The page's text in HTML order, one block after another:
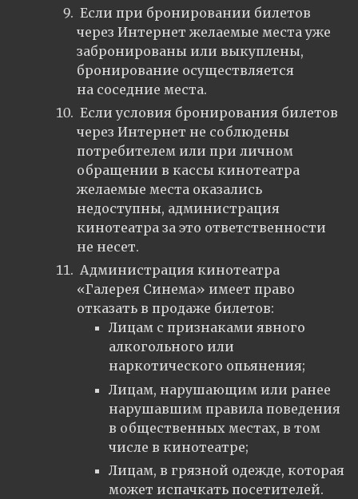
Если при бронировании билетов
через Интернет желаемые места уже
забронированы или выкуплены,
бронирование осуществляется
на соседние места.
Если условия бронирования билетов
через Интернет не соблюдены
потребителем или при личном
обращении в кассы кинотеатра
желаемые места оказались
недоступны, администрация
кинотеатра за это ответственности
не несет.
Администрация кинотеатра
«Галерея Синема» имеет право
отказать в продаже билетов:
Лицам с признаками явного
алкогольного или
наркотического опьянения;
Лицам, нарушающим или ранее
нарушавшим правила поведения
в общественных местах, в том
числе в кинотеатре;
Лицам, в грязной одежде, которая
может испачкать посетителей.